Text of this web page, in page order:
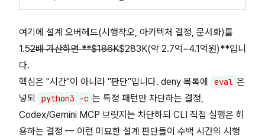
여기에 설계 오버헤드(시행착오, 아키텍처 결정, 문서화)를
1.52배 가산하면 **$186K$283K(약 2.7억~4.1억원)**입니
다.
핵심은 "시간"이 아니라 "판단"입니다. deny 목록에
eval 은
넣되
python3 -c 는 특정 패턴만 차단하는 결정,
Codex/Gemini MCP 브릿지는 차단하되 CLI 직접 실행은 허
용하는 결정 — 이런 미묘한 설계 판단들이 수백 시간의 시행